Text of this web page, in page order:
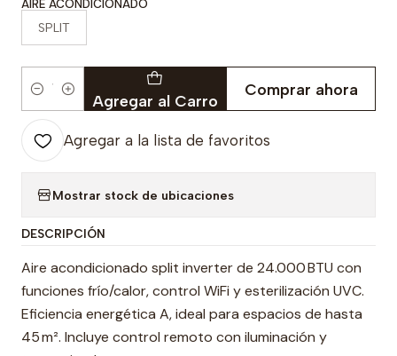
AIRE ACONDICIONADO
SPLIT
Cantidad Agregar al Carro
Comprar ahora
Agregar a la lista de favoritos
Mostrar stock de ubicaciones
DESCRIPCIÓN
Aire acondicionado split inverter de 24.000 BTU con
funciones frío/calor, control WiFi y esterilización UVC.
Eficiencia energética A, ideal para espacios de hasta
45 m². Incluye control remoto con iluminación y